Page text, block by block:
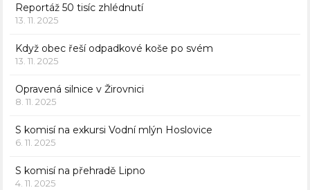
Reportáž 50 tisíc zhlédnutí
13. 11. 2025
Když obec řeší odpadkové koše po svém
13. 11. 2025
Opravená silnice v Žirovnici
8. 11. 2025
S komisí na exkursi Vodní mlýn Hoslovice
6. 11. 2025
S komisí na přehradě Lipno
4. 11. 2025